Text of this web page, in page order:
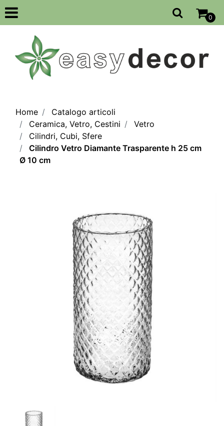
Open
0
Home
Catalogo articoli
Ceramica, Vetro, Cestini
Vetro
Cilindri, Cubi, Sfere
Cilindro Vetro Diamante Trasparente h 25 cm
Ø 10 cm